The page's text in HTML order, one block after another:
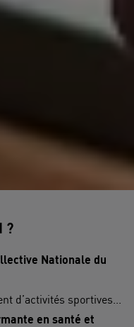
?
Nationale du
d’activités sportives...
en santé et